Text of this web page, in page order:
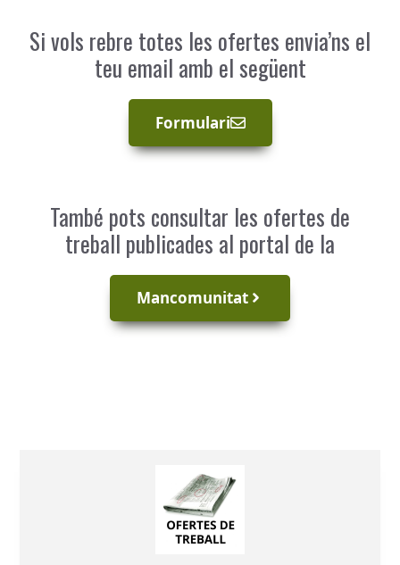
Si vols rebre totes les ofertes envia’ns el
teu email amb el següent
Formulari
També pots consultar les ofertes de
treball publicades al portal de la
Mancomunitat